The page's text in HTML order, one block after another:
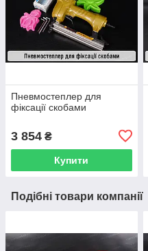
Пневмостеплер для
фіксації скобами
3 854 ₴
Купити
Подібні товари компанії